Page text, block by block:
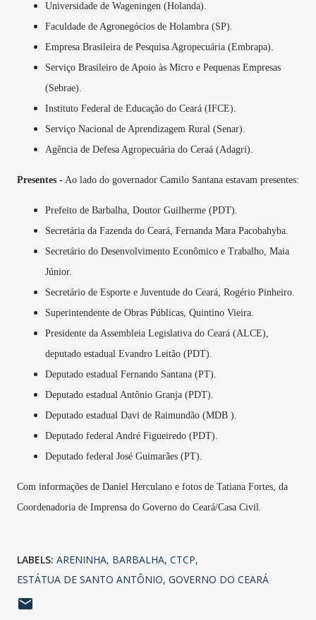
Universidade de Wageningen (Holanda).
Faculdade de Agronegócios de Holambra (SP).
Empresa Brasileira de Pesquisa Agropecuária (Embrapa).
Serviço Brasileiro de Apoio às Micro e Pequenas Empresas
(Sebrae).
Instituto Federal de Educação do Ceará (IFCE).
Serviço Nacional de Aprendizagem Rural (Senar).
Agência de Defesa Agropecuária do Ceraá (Adagri).
Presentes - Ao lado do governador Camilo Santana estavam presentes:
Prefeito de Barbalha, Doutor Guilherme (PDT).
Secretária da Fazenda do Ceará, Fernanda Mara Pacobahyba.
Secretário do Desenvolvimento Econômico e Trabalho, Maia
Júnior.
Secretário de Esporte e Juventude do Ceará, Rogério Pinheiro.
Superintendente de Obras Públicas, Quintino Vieira.
Presidente da Assembleia Legislativa do Ceará (ALCE),
deputado estadual Evandro Leitão (PDT).
Deputado estadual Fernando Santana (PT).
Deputado estadual Antônio Granja (PDT).
Deputado estadual Davi de Raimundão (MDB ).
Deputado federal André Figueiredo (PDT).
Deputado federal José Guimarães (PT).
Com informações de Daniel Herculano e fotos de Tatiana Fortes, da
Coordenadoria de Imprensa do Governo do Ceará/Casa Civil.
LABELS: ARENINHA BARBALHA CTCP
ESTÁTUA DE SANTO ANTÔNIO GOVERNO DO CEARÁ